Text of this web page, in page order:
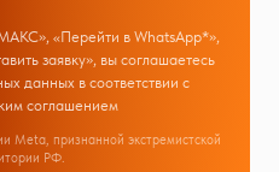
«Перейти в WhatsApp*»,
заявку», вы соглашаетесь
данных в соответствии с
соглашением
Meta, признанной экстремистской
РФ.